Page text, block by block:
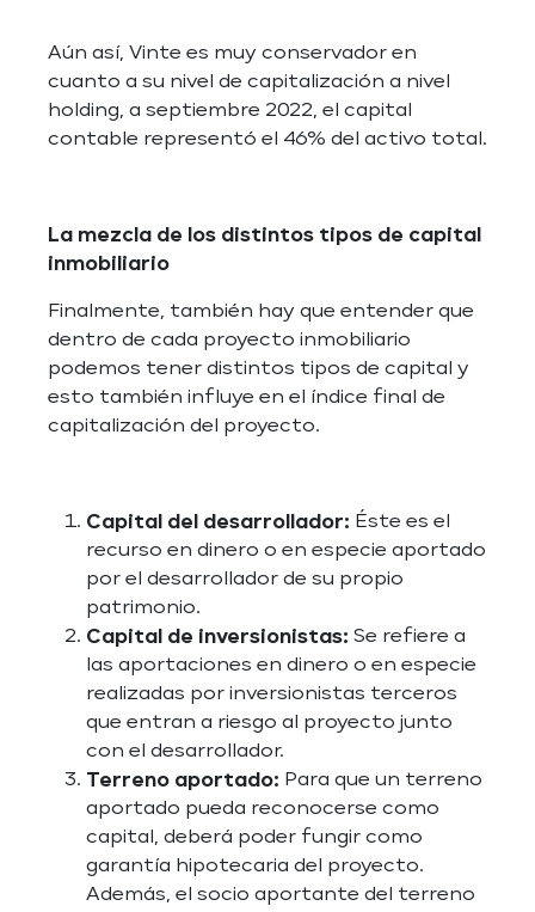
Aún así, Vinte es muy conservador en
cuanto a su nivel de capitalización a nivel
holding, a septiembre 2022, el capital
contable representó el 46% del activo total.
La mezcla de los distintos tipos de capital
inmobiliario
Finalmente, también hay que entender que
dentro de cada proyecto inmobiliario
podemos tener distintos tipos de capital y
esto también influye en el índice final de
capitalización del proyecto.
Capital del desarrollador: Éste es el
recurso en dinero o en especie aportado
por el desarrollador de su propio
patrimonio.
Capital de inversionistas: Se refiere a
las aportaciones en dinero o en especie
realizadas por inversionistas terceros
que entran a riesgo al proyecto junto
con el desarrollador.
Terreno aportado: Para que un terreno
aportado pueda reconocerse como
capital, deberá poder fungir como
garantía hipotecaria del proyecto.
Además, el socio aportante del terreno